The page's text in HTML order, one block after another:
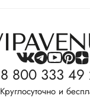
8 800 333 49
Круглосуточно и